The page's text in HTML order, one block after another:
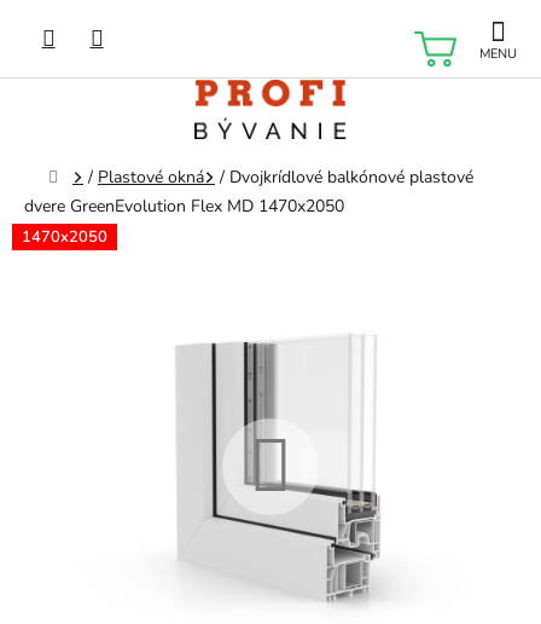
obsah
Domov
/ Plastové okná / Dvojkrídlové balkónové plastové
dvere GreenEvolution Flex MD 1470x2050
1470x2050